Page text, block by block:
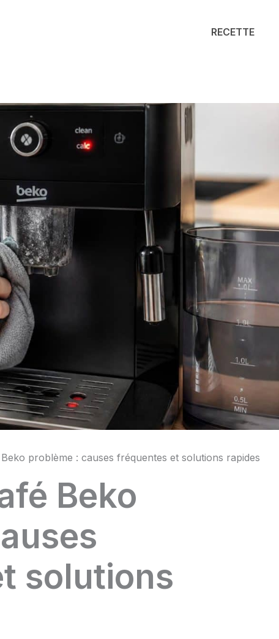
RECETTE
problème : causes fréquentes et solutions rapides
Beko
solutions